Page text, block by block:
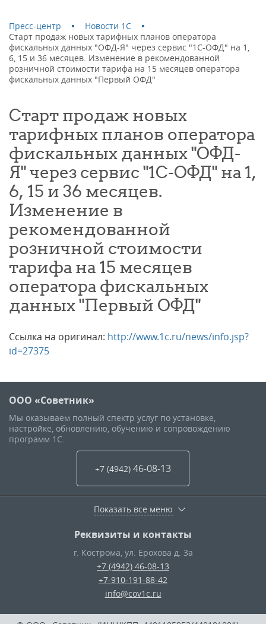
Пресс-центр
Новости 1С
Старт продаж новых тарифных планов оператора
фискальных данных "ОФД-Я" через сервис "1С-ОФД" на 1,
6, 15 и 36 месяцев. Изменение в рекомендованной
розничной стоимости тарифа на 15 месяцев оператора
фискальных данных "Первый ОФД"
Старт продаж новых
тарифных планов оператора
фискальных данных "ОФД-
Я" через сервис "1С-ОФД" на 1,
6, 15 и 36 месяцев.
Изменение в
рекомендованной
розничной стоимости
тарифа на 15 месяцев
оператора фискальных
данных "Первый ОФД"
Ссылка на оригинал: http://www.1c.ru/news/info.jsp?
id=27375
ООО «Советник»
Мы оказываем полный спектр услуг по установке,
настройке, обновлению, обучению и сопровождению
программ 1С.
+7 (4942) 46-08-13
Показать все меню
Реквизиты и контакты
г. Кострома, ул. Ерохова д. 3а
+7 (4942) 46-08-13
+7-910-191-88-42
info@cov1c.ru